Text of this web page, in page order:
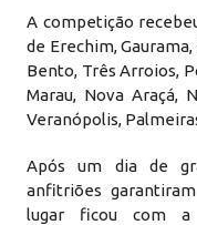
A competição
de Erechim,
Bento, Três Arroios,
Marau, Nova Araçá,
Veranópolis,
Após um dia de
anfitriões
lugar ficou com a